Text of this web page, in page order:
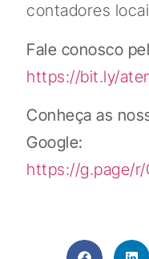
contadores
Fale conosco
https://bit.ly/
Conheça as
Google:
https://g.page/r/